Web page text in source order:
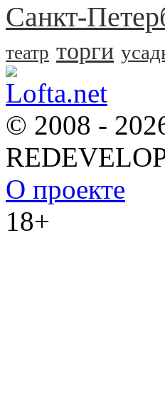
Санкт-
театр торги
© 2008 -
О проекте
18+